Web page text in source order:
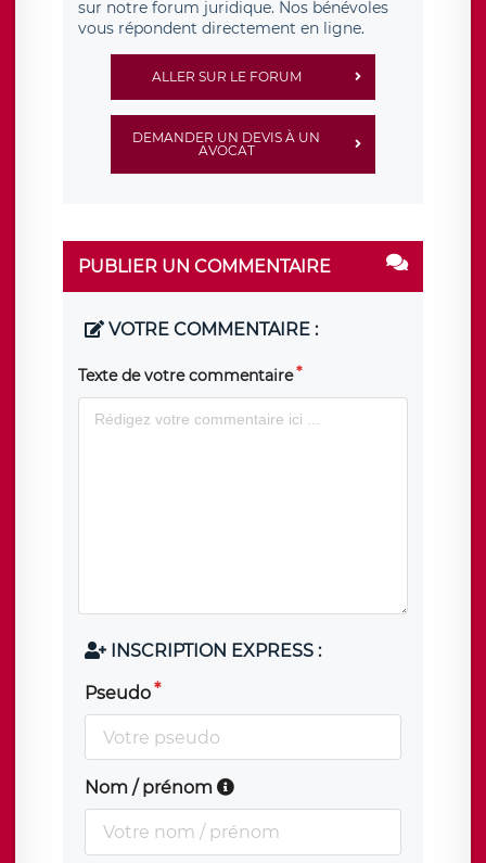
sur notre forum juridique. Nos bénévoles
vous répondent directement en ligne.
ALLER SUR LE FORUM
DEMANDER UN DEVIS À UN
AVOCAT
PUBLIER UN COMMENTAIRE
VOTRE COMMENTAIRE :
Texte de votre commentaire
INSCRIPTION EXPRESS :
Pseudo
Nom / prénom